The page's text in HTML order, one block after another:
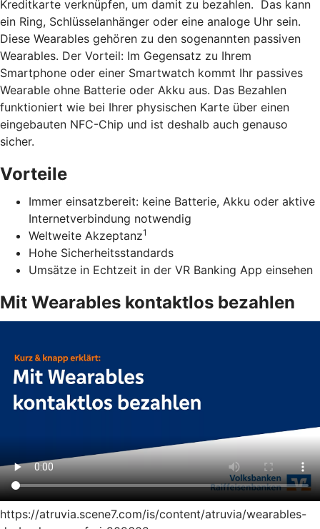
Kreditkarte verknüpfen, um damit zu bezahlen. Das kann
ein Ring, Schlüsselanhänger oder eine analoge Uhr sein.
Diese Wearables gehören zu den sogenannten passiven
Wearables. Der Vorteil: Im Gegensatz zu Ihrem
Smartphone oder einer Smartwatch kommt Ihr passives
Wearable ohne Batterie oder Akku aus. Das Bezahlen
funktioniert wie bei Ihrer physischen Karte über einen
eingebauten NFC-Chip und ist deshalb auch genauso
sicher.
Vorteile
Immer einsatzbereit: keine Batterie, Akku oder aktive
Internetverbindung notwendig
Weltweite Akzeptanz1
Hohe Sicherheitsstandards
Umsätze in Echtzeit in der VR Banking App einsehen
Mit Wearables kontaktlos bezahlen
https://atruvia.scene7.com/is/content/atruvia/wearables-